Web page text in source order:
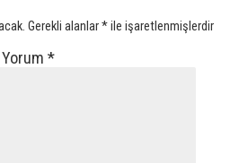
Gerekli alanlar*ile işaretlenmişlerdir
Yorum*